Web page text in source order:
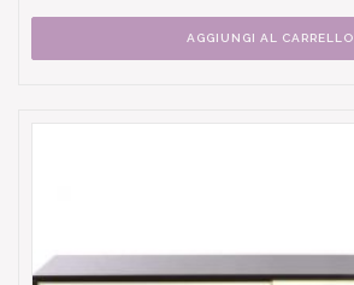
AGGIUNGI AL CARRELLO